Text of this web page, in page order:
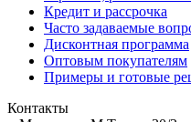
Кредит и рассрочка
Часто задаваемые
Дисконтная программа
Оптовым покупателям
Примеры и готовые
Контакты